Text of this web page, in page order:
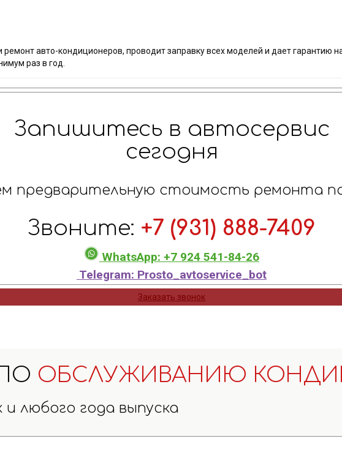
ремонт авто-кондиционеров, проводит заправку всех моделей и дает
раз в год.
Запишитесь в автосервис
сегодня
предварительную стоимость ремонта
Звоните: +7 (931) 888-7409
WhatsApp: +7 924 541-84-26
Telegram: Prosto_avtoservice_bot
Заказать звонок
ОБСЛУЖИВАНИЮ
любого года выпуска